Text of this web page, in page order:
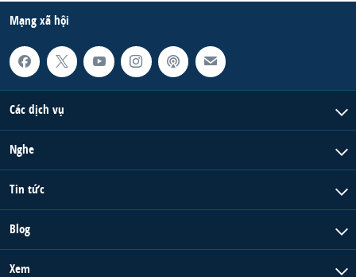
Mạng xã hội
Các dịch vụ
Nghe
Tin tức
Blog
Xem